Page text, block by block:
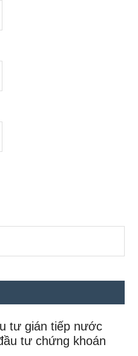
tư gián tiếp nước
tư chứng khoán